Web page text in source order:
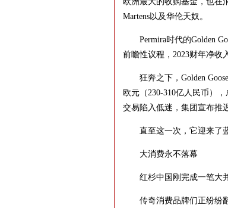
Martens以及华伦天奴。
Permira时代的Golden
前瞻性议程，2023财年净收
狂奔之下，Golden Goose
欧元（230-310亿人民币）
交易陷入低迷，集团宣布推
直至这一次，它迎来了蓝
大消费永不落幕
红杉中国刚完成一笔大
传奇消费品牌们正纷纷翻